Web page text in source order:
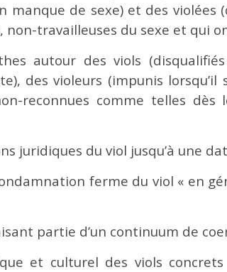
de sexe) et des violées
travailleuses du sexe et qui
autour des viols
des violeurs (impunis lorsqu’il
reconnues comme telles dès
juridiques du viol jusqu’à une
ferme du viol « en
partie d’un continuum de
et culturel des viols